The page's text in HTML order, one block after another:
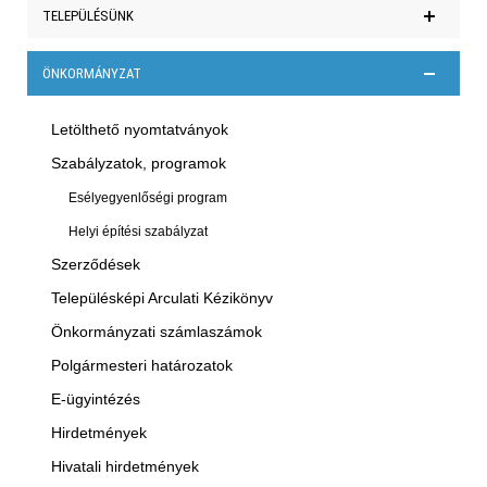
Hírek
TELEPÜLÉSÜNK
Polgármesteri köszöntő
Híres elszármazottak
Közszolgáltatások
Hitélet
Látnivalók
Programajánló
Galéria
ÖNKORMÁNYZAT
Letölthető nyomtatványok
Szabályzatok, programok
Esélyegyenlőségi program
Helyi építési szabályzat
Szerződések
Településképi Arculati Kézikönyv
Önkormányzati számlaszámok
Polgármesteri határozatok
E-ügyintézés
Hirdetmények
Hivatali hirdetmények